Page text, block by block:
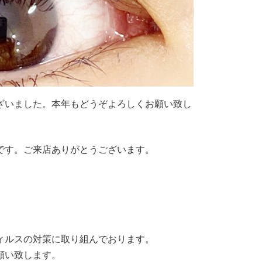
ました。本年もどうぞよろしくお願い致し
。ご来店ありがとうございます。
スの対策に取り組んでおります。
致します。